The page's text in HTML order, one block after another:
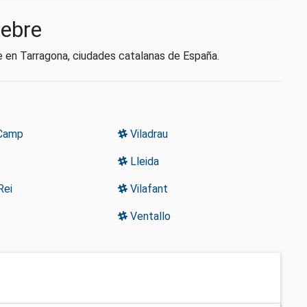
Tarragona, ciudades catalanas de España.
Viladrau
Lleida
Vilafant
Ventallo